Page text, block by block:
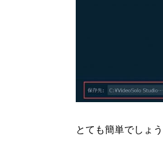
とても簡単でしょ